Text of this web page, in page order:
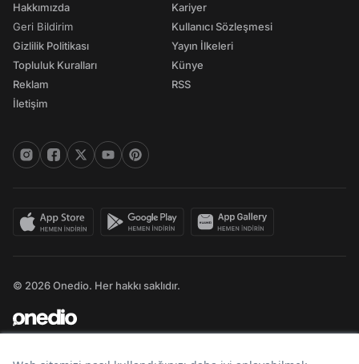
Hakkımızda
Geri Bildirim
Gizlilik Politikası
Topluluk Kuralları
Reklam
İletişim
Kariyer
Kullanıcı Sözleşmesi
Yayın İlkeleri
Künye
RSS
© 2026 Onedio. Her hakkı saklıdır.